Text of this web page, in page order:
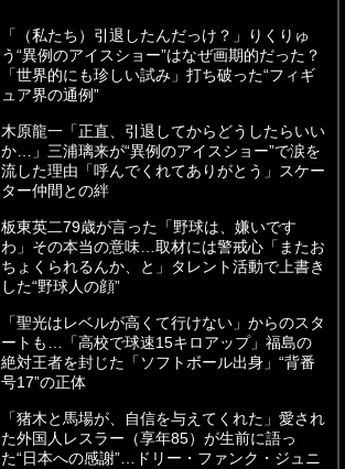
「（私たち）引退したんだっけ？」りくりゅ
う“異例のアイスショー”はなぜ画期的だった？
「世界的にも珍しい試み」打ち破った“フィギ
ュア界の通例”
木原龍一「正直、引退してからどうしたらいい
か…」三浦璃来が“異例のアイスショー”で涙を
流した理由「呼んでくれてありがとう」スケー
ター仲間との絆
板東英二79歳が言った「野球は、嫌いです
わ」その本当の意味…取材には警戒心「またお
ちょくられるんか、と」タレント活動で上書き
した“野球人の顔”
「聖光はレベルが高くて行けない」からのスタ
ートも…「高校で球速15キロアップ」福島の
絶対王者を封じた「ソフトボール出身」“背番
号17”の正体
「猪木と馬場が、自信を与えてくれた」愛され
た外国人レスラー（享年85）が生前に語っ
た“日本への感謝”…ドリー・ファンク・ジュニ